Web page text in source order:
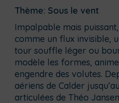
Thème: Sous le vent
Impalpable mais
comme un flux invisible,
tour souffle léger ou
modèle les formes,
engendre des volutes.
aériens de Calder
articulées de Théo